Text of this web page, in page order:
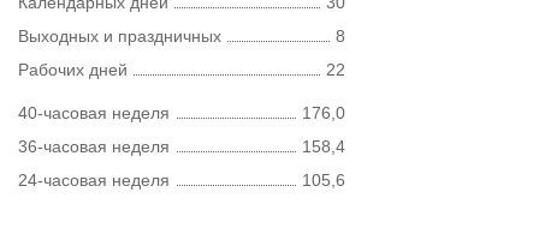
Выходных и праздничных
8
Рабочих дней
22
40-часовая неделя
176,0
36-часовая неделя
158,4
24-часовая неделя
105,6